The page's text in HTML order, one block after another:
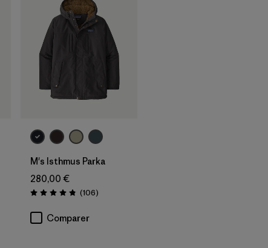
M's Isthmus Parka
280,00 €
Évaluation: 4.8 / 5
(106Avis
)
Comparer